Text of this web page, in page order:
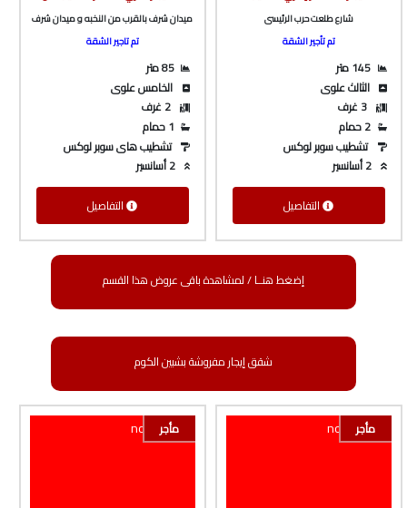
شارع طلعت حرب الرئيسى
تم تأجير الشقة
145 متر
الثالث علوى
2 حمام
تشطيب سوبر لوكس
التفاصيل
ميدان شرف بالقرب من النخبه و ميدان شرف
تم تاجير الشقة
85 متر
الخامس علوى
2 غرف
1 حمام
تشطيب هاى سوبر لوكس
2 أسانسير
التفاصيل
إضغط هنــا / لمشاهدة باقى عروض هذا القسم
شقق إيجار مفروشة بشبين الكوم
مأجر مأجر